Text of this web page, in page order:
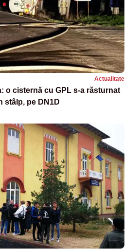
Actualitate
o cisternă cu GPL s-a răsturnat
stâlp, pe DN1D